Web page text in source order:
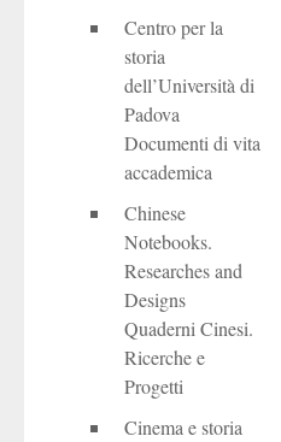
Centro per la
storia
dell’Università di
Padova
Documenti di vita
accademica
Chinese
Notebooks.
Researches and
Designs
Quaderni Cinesi.
Ricerche e
Progetti
Cinema e storia